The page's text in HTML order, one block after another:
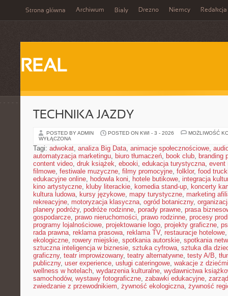
Strona główna Archiwum Biały Drezno Niemcy Redakcja
REAL
TECHNIKA JAZDY
POSTED BY ADMIN POSTED ON KWI - 3 - 2026
MOŻLIWOŚĆ
WYŁĄCZONA
Tagi: adwokat, analiza Big Data, animacje społecznościowe,
automatyzacja marketingu, biuro tłumaczeń, book club, branding
content video, druk książek, ebooki, edukacja turystyczna, event
filmowe, festiwale muzyczne, filmy promocyjne, folklor, food
edukacyjne online, hodowla koni, hotele butikowe, integracja
kino artystyczne, kluby literackie, komedia stand-up, koncerty
kultura ludowa, kursy językowe, mapy turystyczne, marketing
rekreacyjne, motoryzacja klasyczna, ogród botaniczny,
planery podróży, podróże rodzinne, porady prawne, prasa
gospodarcze, prawo nieruchomości, prawo rodzinne, procesy
programy lojalnościowe, projektowanie logo, projekty graficzne,
rada prawna, reklama prasowa, reklama TV, restauracje hotelowe
ekologiczne, rowery miejskie, spotkania autorskie, spotkania
sztuczna inteligencja w biznesie, sztuka cyfrowa, sztuka dla
graficzny, teatr improwizowany, teatry alternatywne, testy A/B,
publiczny, user experience, usługi cateringowe, wakacje z dziećmi
wellness w hotelach, wydarzenia kulturalne, wydawnictwa
samochodów, wystawy fotograficzne, zabawki edukacyjne,
zwiedzanie z przewodnikiem, żywność ekologiczna, żywność